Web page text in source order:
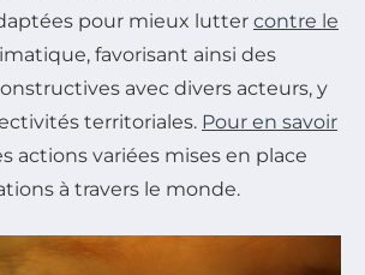
pour mieux lutter contre le
favorisant ainsi des
avec divers acteurs, y
territoriales. Pour en savoir
actions variées mises en place
à travers le monde.